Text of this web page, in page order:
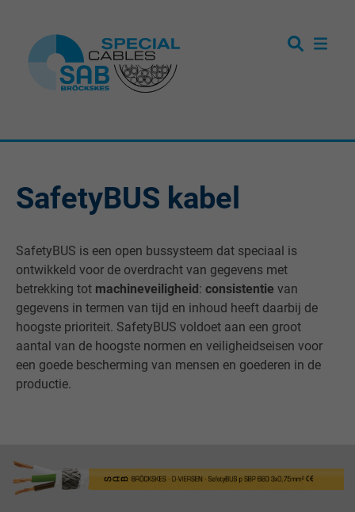
SafetyBUS kabel
SafetyBUS is een open bussysteem dat speciaal is
ontwikkeld voor de overdracht van gegevens met
betrekking tot machineveiligheid: consistentie van
gegevens in termen van tijd en inhoud heeft daarbij de
hoogste prioriteit. SafetyBUS voldoet aan een groot
aantal van de hoogste normen en veiligheidseisen voor
een goede bescherming van mensen en goederen in de
productie.